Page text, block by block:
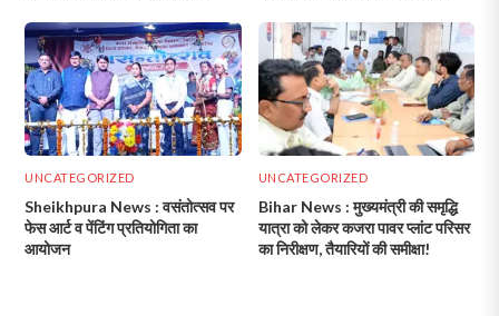
UNCATEGORIZED
Sheikhpura News : वसंतोत्सव पर
फेस आर्ट व पेंटिंग प्रतियोगिता का
आयोजन
UNCATEGORIZED
Bihar News : मुख्यमंत्री की समृद्धि
यात्रा को लेकर कजरा पावर प्लांट परिसर
का निरीक्षण, तैयारियों की समीक्षा!